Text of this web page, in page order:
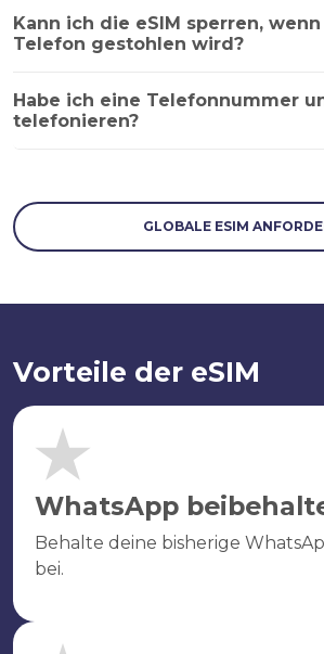
Kann ich die eSIM sperren,
Telefon gestohlen wird?
Habe ich eine Telefonnummer
telefonieren?
GLOBALE ESIM
Vorteile der eSIM
WhatsApp
Behalte deine bisherige
bei.